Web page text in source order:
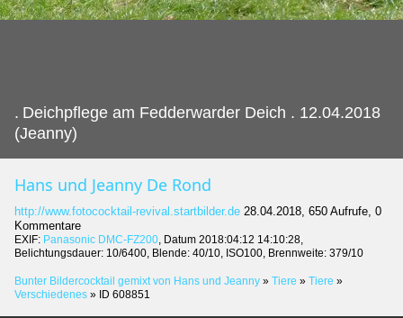
. Deichpflege am Fedderwarder Deich . 12.04.2018
(Jeanny)
Hans und Jeanny De Rond
http://www.fotococktail-revival.startbilder.de 28.04.2018, 650 Aufrufe, 0
Kommentare
EXIF: Panasonic DMC-FZ200, Datum 2018:04:12 14:10:28,
Belichtungsdauer: 10/6400, Blende: 40/10, ISO100, Brennweite: 379/10
Bunter Bildercocktail gemixt von Hans und Jeanny » Tiere » Tiere »
Verschiedenes » ID 608851